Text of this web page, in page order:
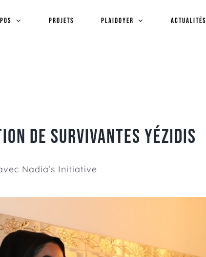
Projets plaidoyer Actualités
de survivantes Yézidis
Nadia’s Initiative